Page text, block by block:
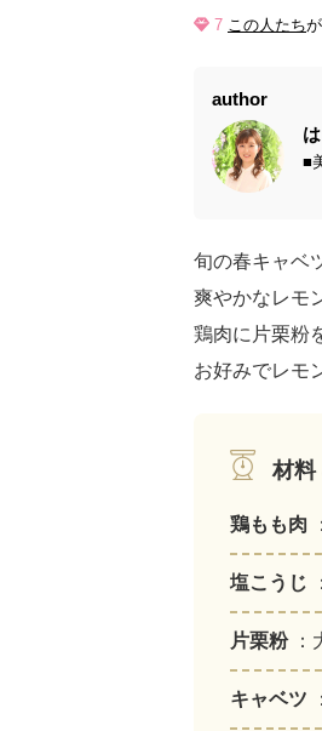
7 この人たち
author
■
旬の春キャベ
爽やかなレモ
鶏肉に片栗粉
お好みでレモ
材料
鶏もも肉
塩こうじ
片栗粉
キャベツ